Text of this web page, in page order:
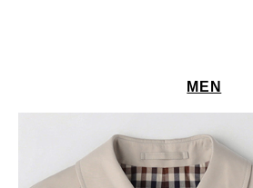
MEN